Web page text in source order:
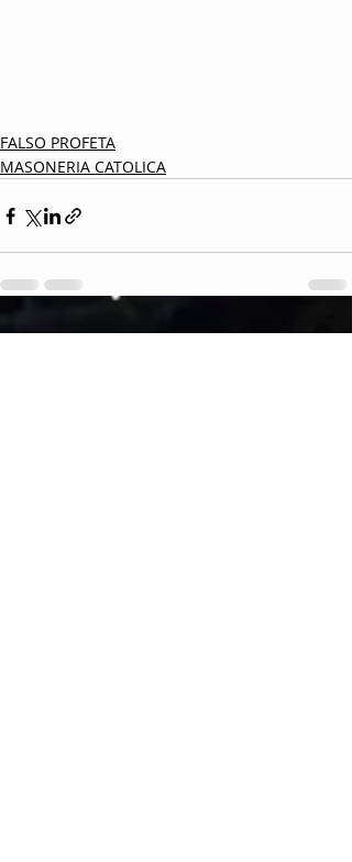
FALSO PROFETA
MASONERIA CATOLICA